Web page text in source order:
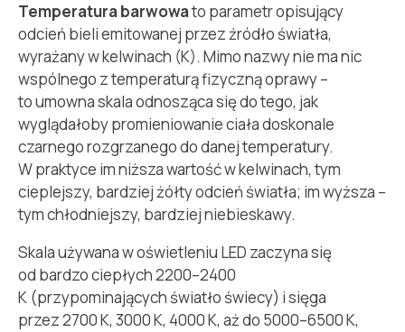
Temperatura barwowato parametr opisujący
odcień bieli emitowanej przez źródło światła,
wyrażany w kelwinach (K). Mimo nazwy nie ma nic
wspólnego z temperaturą fizyczną oprawy –
to umowna skala odnosząca się do tego, jak
wyglądałoby promieniowanie ciała doskonale
czarnego rozgrzanego do danej temperatury.
W praktyce im niższa wartość w kelwinach, tym
cieplejszy, bardziej żółty odcień światła; im wyższa –
tym chłodniejszy, bardziej niebieskawy.
Skala używana w oświetleniu LED zaczyna się
od bardzo ciepłych 2200–2400
K (przypominających światło świecy) i sięga
przez 2700 K, 3000 K, 4000 K, aż do 5000–6500 K,